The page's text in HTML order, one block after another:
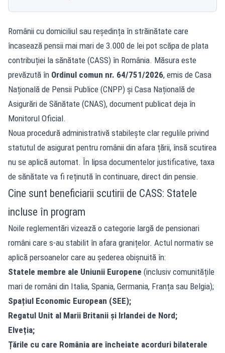
Românii cu domiciliul sau reședința în străinătate care
încasează pensii mai mari de 3.000 de lei pot scăpa de plata
contribuției la sănătate (CASS) în România. Măsura este
prevăzută în Ordinul comun nr. 64/751/2026, emis de Casa
Națională de Pensii Publice (CNPP) și Casa Națională de
Asigurări de Sănătate (CNAS), document publicat deja în
Monitorul Oficial.
Noua procedură administrativă stabilește clar regulile privind
statutul de asigurat pentru românii din afara țării, însă scutirea
nu se aplică automat. În lipsa documentelor justificative, taxa
de sănătate va fi reținută în continuare, direct din pensie.
Cine sunt beneficiarii scutirii de CASS: Statele
incluse în program
Noile reglementări vizează o categorie largă de pensionari
români care s-au stabilit în afara granițelor. Actul normativ se
aplică persoanelor care au șederea obișnuită în:
Statele membre ale Uniunii Europene (inclusiv comunitățile
mari de români din Italia, Spania, Germania, Franța sau Belgia);
Spațiul Economic European (SEE);
Regatul Unit al Marii Britanii și Irlandei de Nord;
Elveția;
Țările cu care România are încheiate acorduri bilaterale